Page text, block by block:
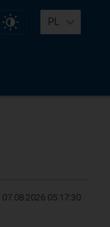
Zmień
kontrast
PL
07.08.2026 05:17:30